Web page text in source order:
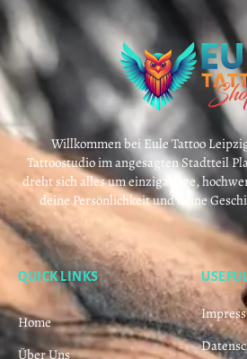
Willkommen bei Eule Tattoo
Tattoostudio im angesagten Stadtteil
dreht sich alles um einzigartige,
deine Persönlichkeit und deine
QUICK LINKS
Home
Über Uns